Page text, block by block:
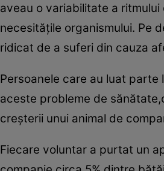
aveau o variabilitate a
necesităţile organismului. Pe
ridicat de a suferi din cauza
Persoanele care au luat
aceste probleme de
creşterii unui animal de
Fiecare voluntar a purtat un